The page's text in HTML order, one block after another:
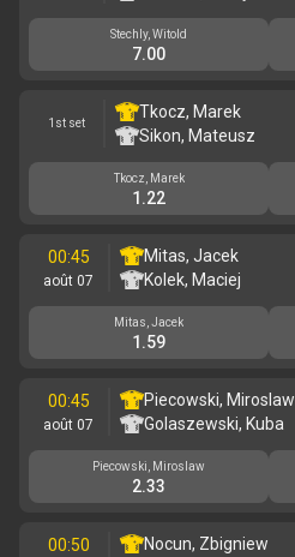
Stechly, Witold
7.00
1st set
Tkocz, Marek
Sikon, Mateusz
Tkocz, Marek
1.22
00:45
août 07
Mitas, Jacek
Kolek, Maciej
Mitas, Jacek
1.59
00:45
août 07
Piecowski, Miroslaw
Golaszewski, Kuba
Piecowski, Miroslaw
2.33
00:50
Nocun, Zbigniew